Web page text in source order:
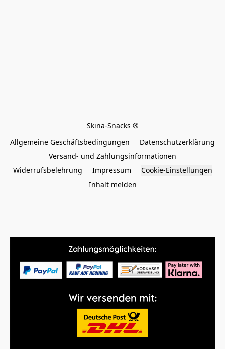
Allgemeine Geschäftsbedingungen
Datenschutzerklärung
Versand- und Zahlungsinformationen
Widerrufsbelehrung
Impressum
Cookie-Einstellungen
Inhalt melden